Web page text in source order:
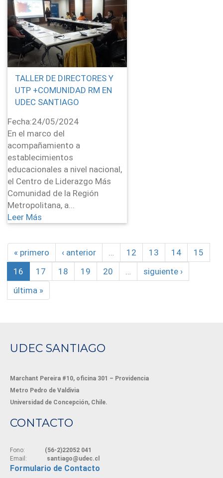
TALLER DE DIRECTORES Y
UTP +COMUNIDAD RM EN
UDEC SANTIAGO
Fecha:24/05/2024
En el marco del
acompañamiento a
establecimientos
educacionales a nivel nacional,
el Centro de Liderazgo Más
Comunidad de la Región
Metropolitana, a...
Leer Más
« primero ‹ anterior … 12 13 14
15
16
17 18 19 20 …
siguiente ›
última »
UDEC SANTIAGO
Marchant Pereira #10, oficina 301 – Providencia
Metro Pedro de Valdivia
Universidad de Concepción, Chile.
CONTACTO
Fono:
(56-2)22052 041
Email:
santiago@udec.cl
Formulario de Contacto